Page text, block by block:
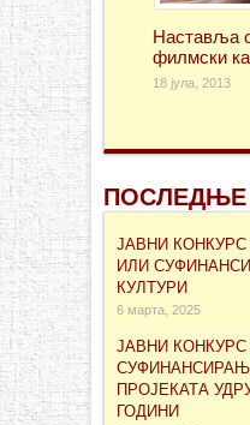
Наставља
филмски
18 јула, 2013
ПОСЛЕДЊЕ
ЈАВНИ
ИЛИ
КУЛТУРИ
6 марта, 2025
ЈАВНИ
ПРОЈЕКАТА
ГОДИНИ